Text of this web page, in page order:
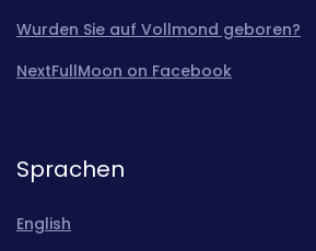
Wurden Sie auf Vollmond geboren?
NextFullMoon on Facebook
Sprachen
English